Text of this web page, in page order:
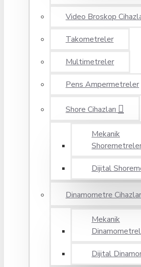
Video Broskop
Takometreler
Multimetreler
Pens Ampermetreler
Shore Cihazları
Mekanik
Dijital
Dinamometre
Mekanik
Dijital